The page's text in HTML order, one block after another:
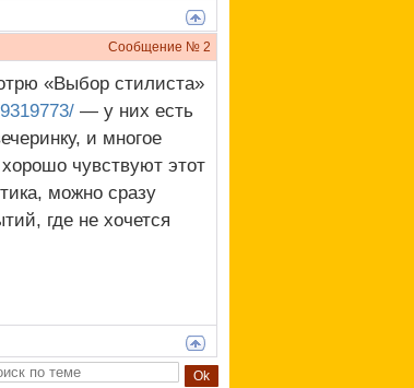
Сообщение № 2
«Выбор стилиста»
— у них есть
и многое
чувствуют этот
можно сразу
где не хочется